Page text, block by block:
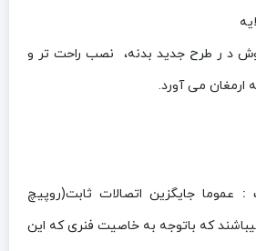
های ۶ گوش د ر طرح جدید بدنه، نصب راحت تر و
ارمغان می آورد.
: عموما جایگزین اتصالات ثابت(روپیچ
که باتوجه به خاصیت فنری که این